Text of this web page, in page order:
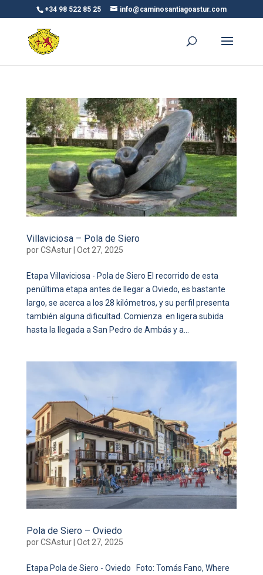
+34 98 522 85 25 info@caminosantiagoastur.com
Villaviciosa – Pola de Siero
porCSAstur| Oct 27, 2025
Etapa Villaviciosa - Pola de Siero El recorrido de esta
penúltima etapa antes de llegar a Oviedo, es bastante
largo, se acerca a los 28 kilómetros, y su perfil presenta
también alguna dificultad. Comienza en ligera subida
hasta la llegada a San Pedro de Ambás y a...
Pola de Siero – Oviedo
porCSAstur| Oct 27, 2025
Etapa Pola de Siero - Oviedo Foto: Tomás Fano, Where